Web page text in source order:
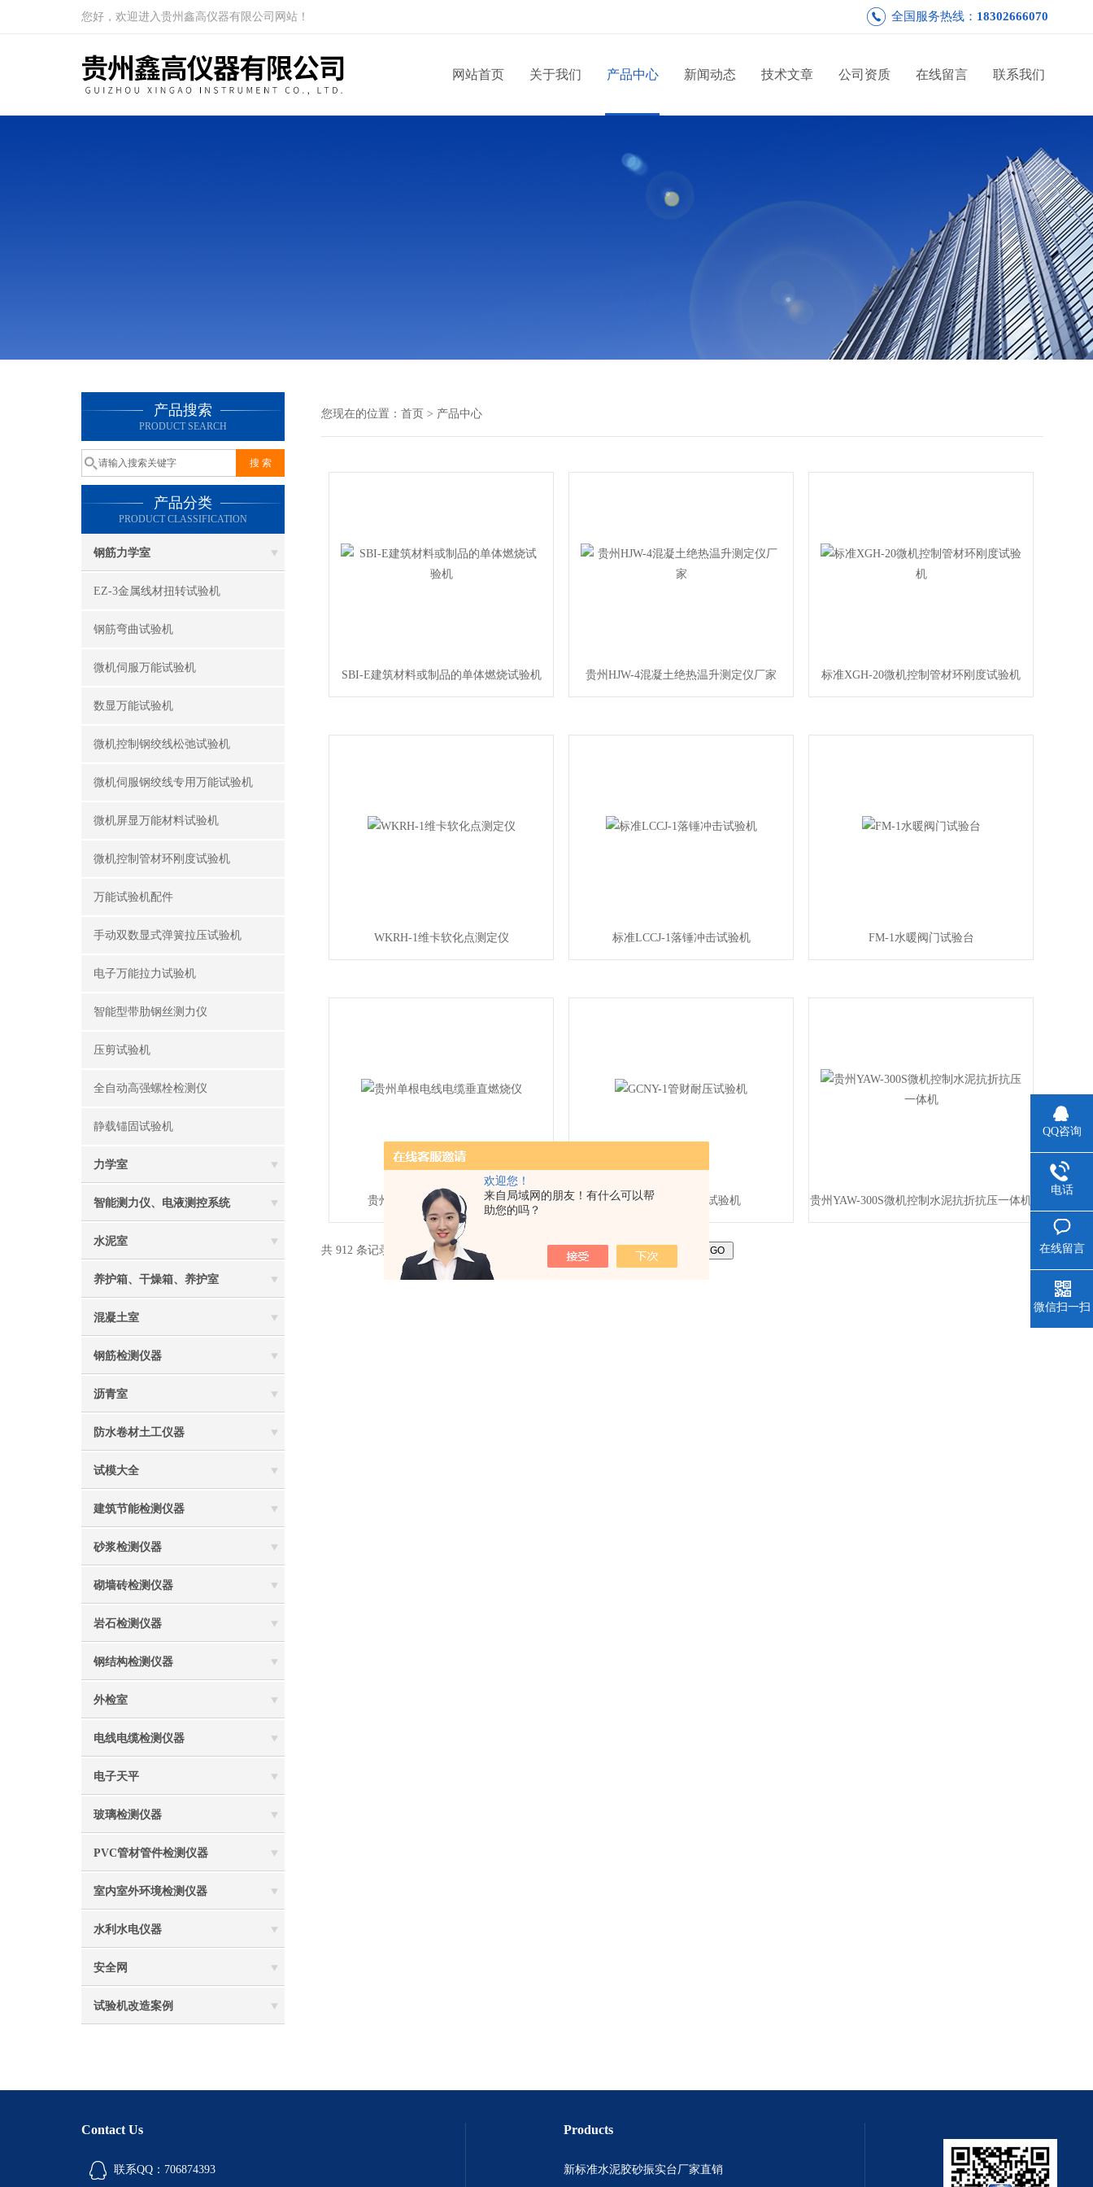
欢迎您！
来自局域网的朋友！有什么可以帮
助您的吗？
您好，欢迎进入贵州鑫高仪器有限公司网站！ 全国服务热线： 18302666070
网站首页 关于我们 产品中心 新闻动态 技术文章 公司资质 在线留言 联系我们
产品搜索
PRODUCT SEARCH
产品分类
PRODUCT CLASSIFICATION
钢筋力学室
EZ-3金属线材扭转试验机
钢筋弯曲试验机
微机伺服万能试验机
数显万能试验机
微机控制钢绞线松弛试验机
微机伺服钢绞线专用万能试验机
微机屏显万能材料试验机
微机控制管材环刚度试验机
万能试验机配件
手动双数显式弹簧拉压试验机
电子万能拉力试验机
智能型带肋钢丝测力仪
压剪试验机
全自动高强螺栓检测仪
静载锚固试验机
力学室
智能测力仪、电液测控系统
水泥室
养护箱、干燥箱、养护室
混凝土室
钢筋检测仪器
沥青室
防水卷材土工仪器
试模大全
建筑节能检测仪器
砂浆检测仪器
砌墙砖检测仪器
岩石检测仪器
钢结构检测仪器
外检室
电线电缆检测仪器
电子天平
玻璃检测仪器
PVC管材管件检测仪器
室内室外环境检测仪器
水利水电仪器
安全网
试验机改造案例
您现在的位置： 首页 > 产品中心
SBI-E建筑材料或制品的单体燃烧试验机 贵州HJW-4混凝土绝热温升测定仪厂家 标准XGH-20微机控制管材环刚度试验机
WKRH-1维卡软化点测定仪 标准LCCJ-1落锤冲击试验机 FM-1水暖阀门试验台
贵州单根电线电缆垂直燃烧仪 GCNY-1管财耐压试验机 贵州YAW-300S微机控制水泥抗折抗压一体机
共 912 条记录，当前 9 / 102 页首页 下一页 跳转到第
Contact Us
联系QQ：706874393
Products
新标准水泥胶砂振实台厂家直销
QQ咨询
电话
在线留言
微信扫一扫